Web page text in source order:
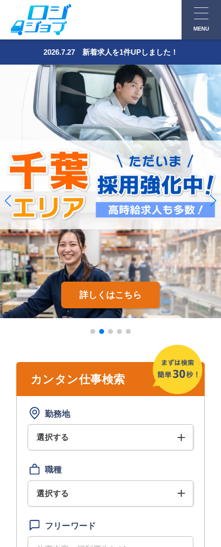
ツ
MENU
2026.7.27 新着求人を1件UPしました！
詳しくはこちら
カンタン仕事検索
勤務地
選択する
職種
選択する
フリーワード